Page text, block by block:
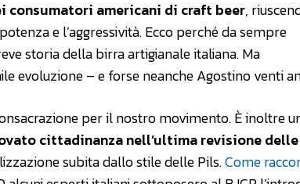
americani di craft beer,
e l’aggressività. Ecco perché da sempre
storia della birra artigianale italiana. Ma
evoluzione – e forse neanche Agostino venti
per il nostro movimento. È inoltre
cittadinanza nell’ultima revisione
subita dallo stile delle Pils.Come